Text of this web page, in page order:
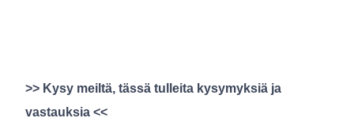
>> Kysy meiltä, tässä tulleita kysymyksiä ja
vastauksia <<